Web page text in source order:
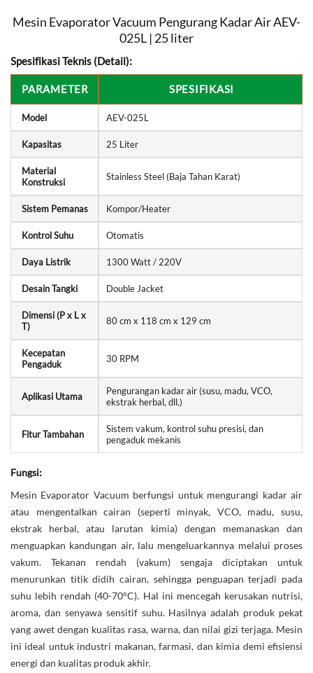
Mesin Evaporator Vacuum Pengurang Kadar Air AEV-
025L | 25 liter
Spesifikasi Teknis (Detail):
PARAMETER SPESIFIKASI
Model AEV-025L
Kapasitas 25 Liter
Material
Konstruksi
Stainless Steel (Baja Tahan Karat)
Sistem Pemanas Kompor/Heater
Kontrol Suhu Otomatis
Daya Listrik 1300 Watt / 220V
Desain Tangki Double Jacket
Dimensi (P x L x
T)
80 cm x 118 cm x 129 cm
Kecepatan
Pengaduk
30 RPM
Aplikasi Utama
Pengurangan kadar air (susu, madu, VCO,
ekstrak herbal, dll.)
Fitur Tambahan
Sistem vakum, kontrol suhu presisi, dan
pengaduk mekanis
Fungsi:
Mesin Evaporator Vacuum berfungsi untuk mengurangi kadar air
atau mengentalkan cairan (seperti minyak, VCO, madu, susu,
ekstrak herbal, atau larutan kimia) dengan memanaskan dan
menguapkan kandungan air, lalu mengeluarkannya melalui proses
vakum. Tekanan rendah (vakum) sengaja diciptakan untuk
menurunkan titik didih cairan, sehingga penguapan terjadi pada
suhu lebih rendah (40-70°C). Hal ini mencegah kerusakan nutrisi,
aroma, dan senyawa sensitif suhu. Hasilnya adalah produk pekat
yang awet dengan kualitas rasa, warna, dan nilai gizi terjaga. Mesin
ini ideal untuk industri makanan, farmasi, dan kimia demi efisiensi
energi dan kualitas produk akhir.